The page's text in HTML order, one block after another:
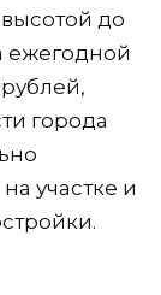
до
ежегодной
города
участке и